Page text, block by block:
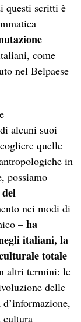
questi scritti è
come
nel Belpaese
alcuni suoi
quelle
in
possiamo
nei modi di
–ha
italiani, la
totale
altri termini: le
delle
cultura